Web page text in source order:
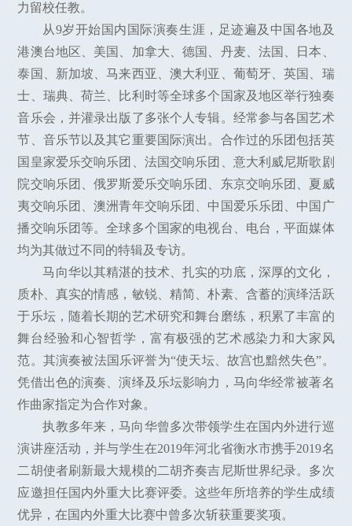
力留校任教。
从9岁开始国内国际演奏生涯，足迹遍及中国各地及
港澳台地区、美国、加拿大、德国、丹麦、法国、日本、
泰国、新加坡、马来西亚、澳大利亚、葡萄牙、英国、瑞
士、瑞典、荷兰、比利时等全球多个国家及地区举行独奏
音乐会，并灌录出版了多张个人专辑。经常参与各国艺术
节、音乐节以及其它重要国际演出。合作过的乐团包括英
国皇家爱乐交响乐团、法国交响乐团、意大利威尼斯歌剧
院交响乐团、俄罗斯爱乐交响乐团、东京交响乐团、夏威
夷交响乐团、澳洲青年交响乐团、中国爱乐乐团、中国广
播交响乐团等。全球多个国家的电视台、电台，平面媒体
均为其做过不同的特辑及专访。
马向华以其精湛的技术、扎实的功底，深厚的文化，
质朴、真实的情感，敏锐、精简、朴素、含蓄的演绎活跃
于乐坛，随着长期的艺术研究和舞台磨练，积累了丰富的
舞台经验和心智哲学，富有极强的艺术感染力和大家风
范。其演奏被法国乐评誉为“使天坛、故宫也黯然失色”。
凭借出色的演奏、演绎及乐坛影响力，马向华经常被著名
作曲家指定为合作对象。
执教多年来，马向华曾多次带领学生在国内外进行巡
演讲座活动，并与学生在2019年河北省衡水市携手2019名
二胡使者刷新最大规模的二胡齐奏吉尼斯世界纪录。多次
应邀担任国内外重大比赛评委。这些年所培养的学生成绩
优异，在国内外重大比赛中曾多次斩获重要奖项。